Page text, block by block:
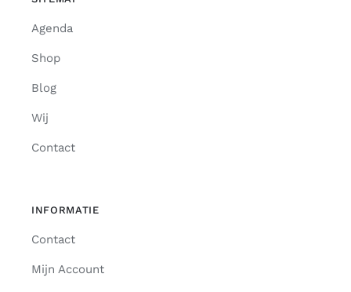
Agenda
Shop
Blog
Wij
Contact
INFORMATIE
Contact
Mijn Account